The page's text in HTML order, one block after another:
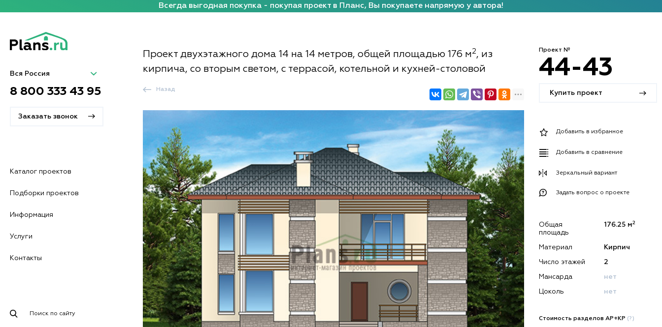
Всегда выгодная покупка - покупая проект в Планс, Вы покупаете напрямую у автора!
Вся Россия
8 800 333 43 95
Заказать звонок
Каталог проектов
Подборки проектов
Информация
Услуги
Контакты
Поиск по сайту
Проект двухэтажного дома 14 на 14 метров, общей площадью 176 м2, из
кирпича, со вторым светом, с террасой, котельной и кухней-столовой
Назад
Проект №
44-43
Купить проект
Добавить в избранное
Добавить в сравнение
Зеркальный вариант
Задать вопрос о проекте
Общая
площадь
176.25 м2
Материал Кирпич
Число этажей 2
Мансарда нет
Цоколь нет
Стоимость разделов АР+КР (?)